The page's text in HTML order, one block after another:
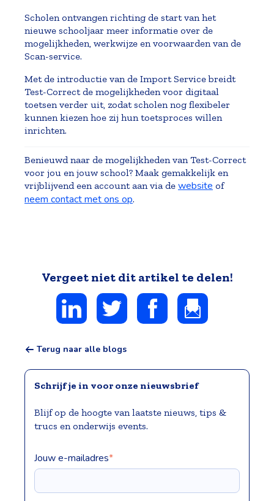
Scholen ontvangen richting de start van het
nieuwe schooljaar meer informatie over de
mogelijkheden, werkwijze en voorwaarden van de
Scan-service.
Met de introductie van de Import Service breidt
Test-Correct de mogelijkheden voor digitaal
toetsen verder uit, zodat scholen nog flexibeler
kunnen kiezen hoe zij hun toetsproces willen
inrichten.
Benieuwd naar de mogelijkheden van Test-Correct
voor jou en jouw school? Maak gemakkelijk en
vrijblijvend een account aan via de website of
neem contact met ons op.
Vergeet niet dit artikel te delen!
Terug naar alle blogs
Schrijf je in voor onze nieuwsbrief
Blijf op de hoogte van laatste nieuws, tips &
trucs en onderwijs events.
Jouw e-mailadres*